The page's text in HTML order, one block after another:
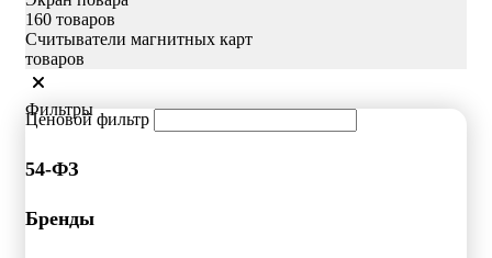
160 товаров
Считыватели магнитных карт
товаров
Фильтры
Ценовой фильтр
54-ФЗ
Бренды